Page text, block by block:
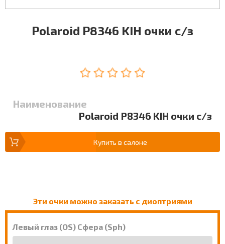
Polaroid P8346 KIH очки с/з
Наименование
Polaroid P8346 KIH очки с/з
Купить в салоне
Эти очки можно заказать с диоптриями
Левый глаз (OS) Сфера (Sph)